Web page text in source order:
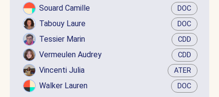
Souard Camille DOC
Tabouy Laure DOC
Tessier Marin CDD
Vermeulen Audrey CDD
Vincenti Julia ATER
Walker Lauren DOC